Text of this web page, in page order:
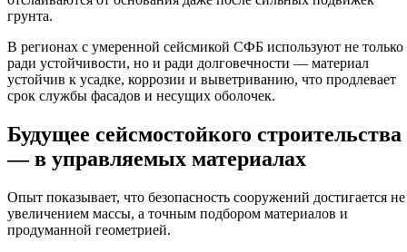
грунта.
В регионах с умеренной сейсмикой СФБ используют не только
ради устойчивости, но и ради долговечности — материал
устойчив к усадке, коррозии и выветриванию, что продлевает
срок службы фасадов и несущих оболочек.
Будущее сейсмостойкого строительства
— в управляемых материалах
Опыт показывает, что безопасность сооружений достигается не
увеличением массы, а точным подбором материалов и
продуманной геометрией.